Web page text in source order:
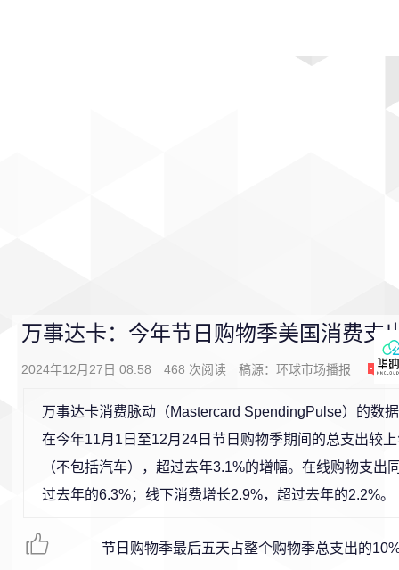
万事达卡：今年节日购物季美国消费支
2024年12月27日 08:58 468 次阅读 稿源： 环球市场播报 0
万事达卡消费脉动（Mastercard SpendingPulse）的数
在今年11月1日至12月24日节日购物季期间的总支出较
（不包括汽车），超过去年3.1%的增幅。在线购物支出
过去年的6.3%；线下消费增长2.9%，超过去年的2.2%。
节日购物季最后五天占整个购物季总支出的